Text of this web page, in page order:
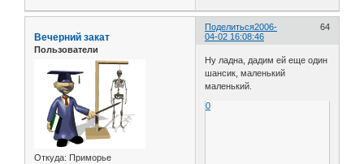
Поделиться 64
2006-
04-02 16:08:46
Вечерний закат
Пользователи
Откуда: Приморье
Ну ладна, дадим ей еще один
шансик, маленький
маленький.
0